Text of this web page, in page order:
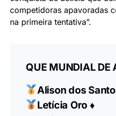
acrescentou a
depoimento à
O feito de Letícia recebeu
olímpica Maurren Maggi,
(2008), que “ficou